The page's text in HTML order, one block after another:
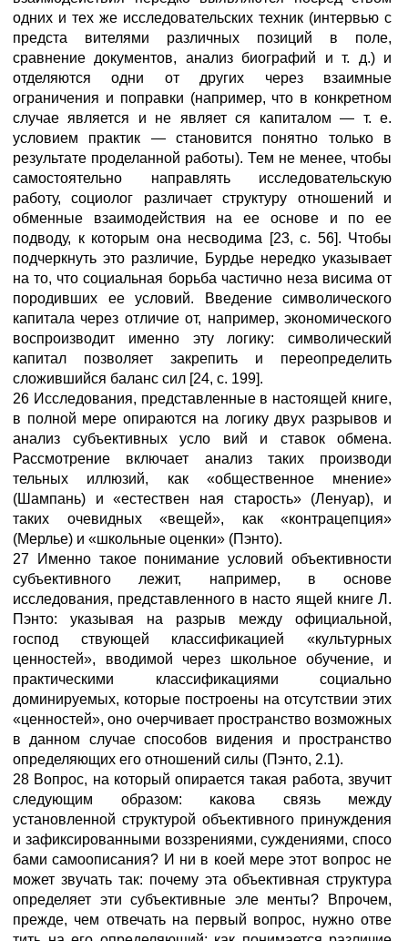
одних и тех же исследовательских техник (интервью с
предста вителями различных позиций в поле,
сравнение документов, анализ биографий и т. д.) и
отделяются одни от других через взаимные
ограничения и поправки (например, что в конкретном
случае является и не являет ся капиталом — т. е.
условием практик — становится понятно только в
результате проделанной работы). Тем не менее, чтобы
самостоятельно направлять исследовательскую
работу, социолог различает структуру отношений и
обменные взаимодействия на ее основе и по ее
подводу, к которым она несводима [23, с. 56]. Чтобы
подчеркнуть это различие, Бурдье нередко указывает
на то, что социальная борьба частично неза висима от
породивших ее условий. Введение символического
капитала через отличие от, например, экономического
воспроизводит именно эту логику: символический
капитал позволяет закрепить и переопределить
сложившийся баланс сил [24, с. 199].
26 Исследования, представленные в настоящей книге,
в полной мере опираются на логику двух разрывов и
анализ субъективных усло вий и ставок обмена.
Рассмотрение включает анализ таких производи
тельных иллюзий, как «общественное мнение»
(Шампань) и «естествен ная старость» (Ленуар), и
таких очевидных «вещей», как «контрацепция»
(Мерлье) и «школьные оценки» (Пэнто).
27 Именно такое понимание условий объективности
субъективного лежит, например, в основе
исследования, представленного в насто ящей книге Л.
Пэнто: указывая на разрыв между официальной,
господ ствующей классификацией «культурных
ценностей», вводимой через школьное обучение, и
практическими классификациями социально
доминируемых, которые построены на отсутствии этих
«ценностей», оно очерчивает пространство возможных
в данном случае способов видения и пространство
определяющих его отношений силы (Пэнто, 2.1).
28 Вопрос, на который опирается такая работа, звучит
следующим образом: какова связь между
установленной структурой объективного принуждения
и зафиксированными воззрениями, суждениями, спосо
бами самоописания? И ни в коей мере этот вопрос не
может звучать так: почему эта объективная структура
определяет эти субъективные эле менты? Впрочем,
прежде, чем отвечать на первый вопрос, нужно отве